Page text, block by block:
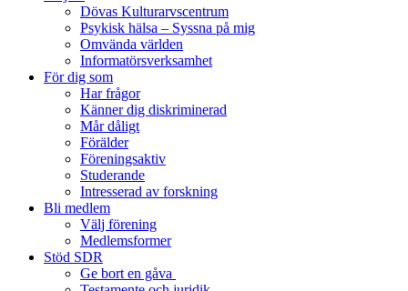
Dövas Kulturarvscentrum
Psykisk hälsa – Syssna på mig
Omvända världen
Informatörsverksamhet
För dig som
Har frågor
Känner dig diskriminerad
Mår dåligt
Förälder
Föreningsaktiv
Studerande
Intresserad av forskning
Bli medlem
Välj förening
Medlemsformer
Stöd SDR
Ge bort en gåva